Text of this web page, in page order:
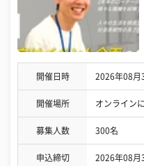
開催日時 2026年08月
開催場所 オンライン
募集人数 300名
申込締切 2026年08月